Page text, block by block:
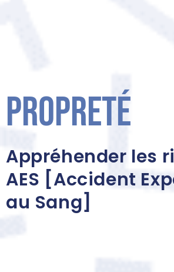
Propreté
Appréhender les
AES [Accident
au Sang]